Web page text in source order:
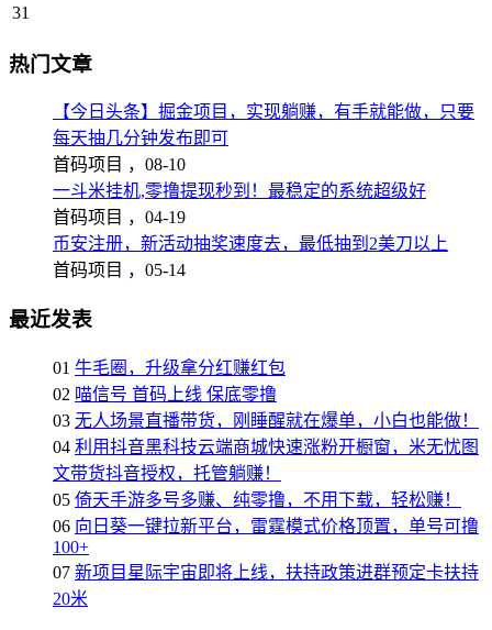
31
热门文章
【今日头条】掘金项目，实现躺赚，有手就能做，只要
每天抽几分钟发布即可
首码项目 ， 08-10
一斗米挂机,零撸提现秒到！最稳定的系统超级好
首码项目 ， 04-19
币安注册，新活动抽奖速度去，最低抽到2美刀以上
首码项目 ， 05-14
最近发表
01 牛毛圈，升级拿分红赚红包
02 喵信号 首码上线 保底零撸
03 无人场景直播带货，刚睡醒就在爆单，小白也能做！
04 利用抖音黑科技云端商城快速涨粉开橱窗，米无忧图
文带货抖音授权，托管躺赚！
05 倚天手游多号多赚、纯零撸，不用下载，轻松赚！
06 向日葵一键拉新平台，雷霆模式价格顶置，单号可撸
100+
07 新项目星际宇宙即将上线，扶持政策进群预定卡扶持
20米